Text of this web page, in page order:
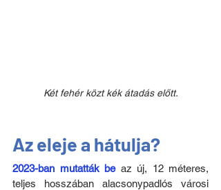
Két fehér közt kék átadás előtt.
Az eleje a hátulja?
2023-ban mutatták be az új, 12 méteres,
teljes hosszában alacsonypadlós városi